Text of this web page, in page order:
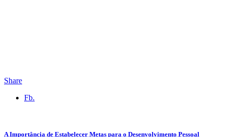
Share
Fb.
A Importância de Estabelecer Metas para o Desenvolvimento Pessoal